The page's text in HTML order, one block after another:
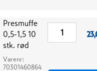
Presmuffe
0,5-1,5 10
stk. rød
Varenr:
70301460864